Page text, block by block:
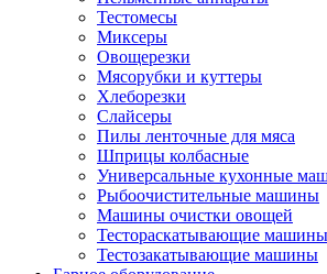
Тестомесы
Миксеры
Овощерезки
Мясорубки и куттеры
Хлеборезки
Слайсеры
Пилы ленточные для мяса
Шприцы колбасные
Универсальные кухонные
Рыбоочистительные машины
Машины очистки овощей
Тестораскатывающие машины
Тестозакатывающие машины